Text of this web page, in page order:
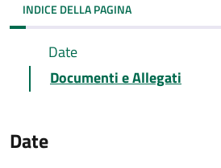
INDICE DELLA PAGINA
Date
Documenti e Allegati
Date